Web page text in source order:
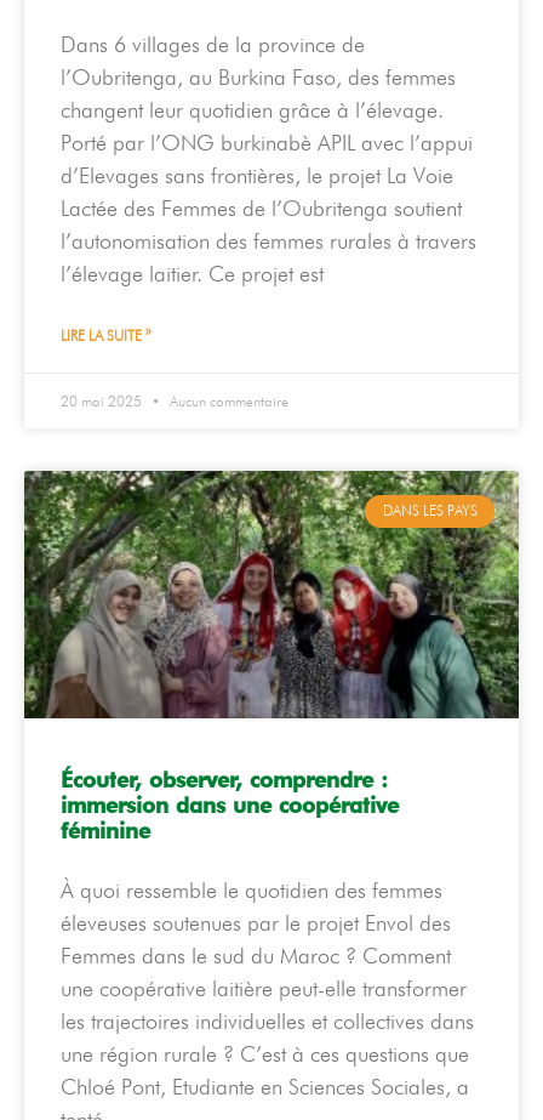
Dans 6 villages de la province de
l’Oubritenga, au Burkina Faso, des femmes
changent leur quotidien grâce à l’élevage.
Porté par l’ONG burkinabè APIL avec l’appui
d’Elevages sans frontières, le projet La Voie
Lactée des Femmes de l’Oubritenga soutient
l’autonomisation des femmes rurales à travers
l’élevage laitier. Ce projet est
LIRE LA SUITE »
20 mai 2025 Aucun commentaire
DANS LES PAYS
Écouter, observer, comprendre :
immersion dans une coopérative
féminine
À quoi ressemble le quotidien des femmes
éleveuses soutenues par le projet Envol des
Femmes dans le sud du Maroc ? Comment
une coopérative laitière peut-elle transformer
les trajectoires individuelles et collectives dans
une région rurale ? C’est à ces questions que
Chloé Pont, Etudiante en Sciences Sociales, a